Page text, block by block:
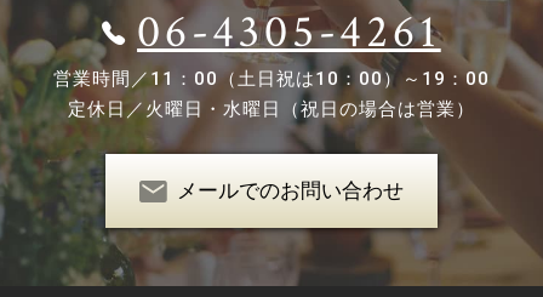
06-4305-4261
営業時間／11：00（土日祝は10：00）～19：00
定休日／火曜日・水曜日（祝日の場合は営業）
メールでのお問い合わせ